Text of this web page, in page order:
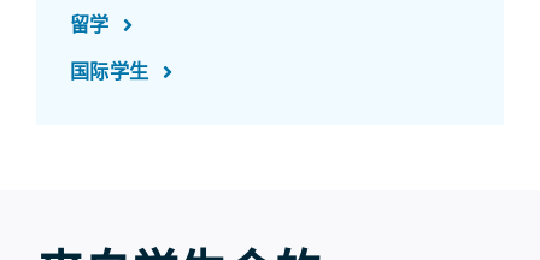
留学
国际学生